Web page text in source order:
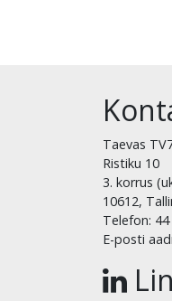
Taevas
Ristiku 10
3. korrus
10612,
Telefon:
E-posti